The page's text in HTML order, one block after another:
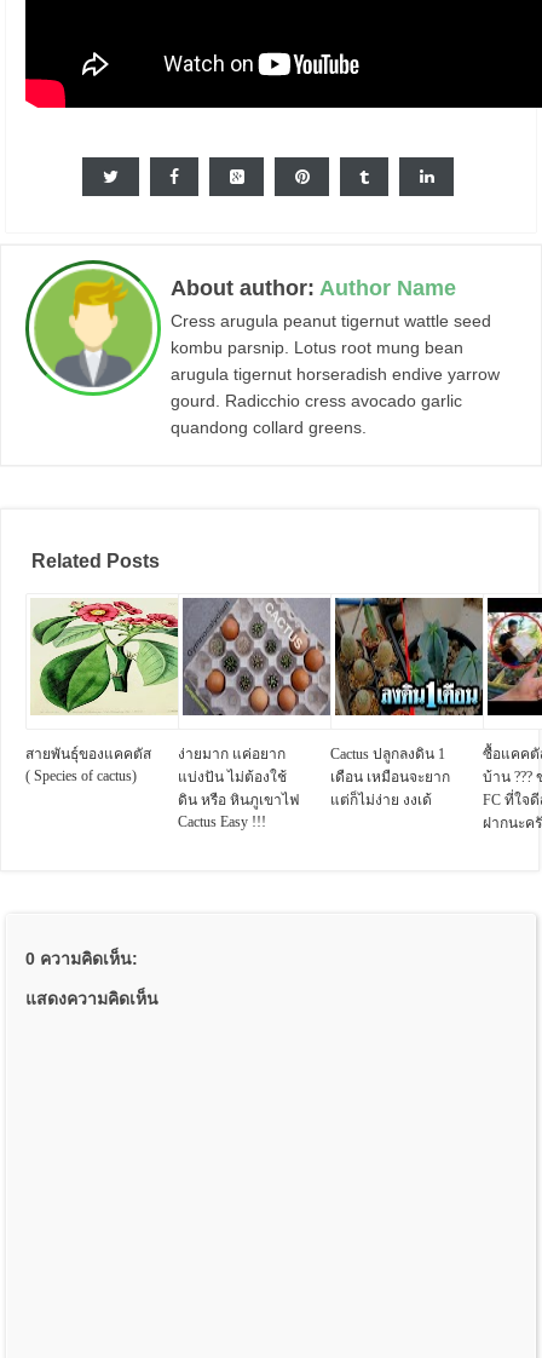
About author: Author Name
Cress arugula peanut tigernut wattle seed
kombu parsnip. Lotus root mung bean
arugula tigernut horseradish endive yarrow
gourd. Radicchio cress avocado garlic
quandong collard greens.
Related Posts
สายพันธุ์ของแคคตัส
( Species of cactus)
ง่ายมาก แค่อยาก
แบ่งปัน ไม่ต้องใช้
ดิน หรือ หินภูเขาไฟ
Cactus Easy !!!
Cactus ปลูกลงดิน 1
เดือน เหมือนจะยาก
แต่ก็ไม่ง่าย งงเด้
ซื้อแคคตั
บ้าน
FC ที่ใจ
ฝากนะค
0 ความคิดเห็น:
แสดงความคิดเห็น